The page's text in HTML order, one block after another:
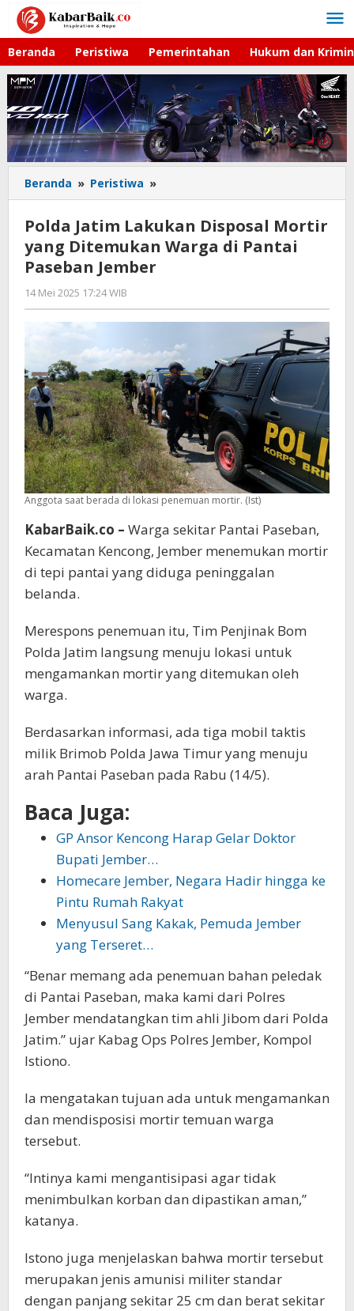
Lewati
konten
Beranda Peristiwa Pemerintahan Hukum dan
Beranda » Peristiwa »
Jatim
Lakukan
Disposal
Mortir
Paseban
Jember
Polda Jatim Lakukan Disposal Mortir
yang Ditemukan Warga di Pantai
Paseban Jember
14 Mei 2025 17:24 WIB
Gagah
Saputra
Anggota saat berada di lokasi penemuan mortir. (Ist)
KabarBaik.co – Warga sekitar Pantai Paseban,
Kecamatan Kencong, Jember menemukan mortir
di tepi pantai yang diduga peninggalan
belanda.
Merespons penemuan itu, Tim Penjinak Bom
Polda Jatim langsung menuju lokasi untuk
mengamankan mortir yang ditemukan oleh
warga.
Berdasarkan informasi, ada tiga mobil taktis
milik Brimob Polda Jawa Timur yang menuju
arah Pantai Paseban pada Rabu (14/5).
Baca Juga:
GP Ansor Kencong Harap Gelar Doktor
Bupati Jember…
Homecare Jember, Negara Hadir hingga ke
Pintu Rumah Rakyat
Menyusul Sang Kakak, Pemuda Jember
yang Terseret…
“Benar memang ada penemuan bahan peledak
di Pantai Paseban, maka kami dari Polres
Jember mendatangkan tim ahli Jibom dari Polda
Jatim.” ujar Kabag Ops Polres Jember, Kompol
Istiono.
Ia mengatakan tujuan ada untuk mengamankan
dan mendisposisi mortir temuan warga
tersebut.
“Intinya kami mengantisipasi agar tidak
menimbulkan korban dan dipastikan aman,”
katanya.
Istono juga menjelaskan bahwa mortir tersebut
merupakan jenis amunisi militer standar
dengan panjang sekitar 25 cm dan berat sekitar